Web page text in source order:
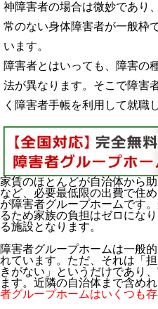
神障害者の場合は微妙であり
常のない身体障害者が一般枠
います。
障害者とはいっても、障害の
法が異なります。そこで障害
く障害者手帳を利用して就職
家賃のほとんどが自治体から
など、必要最低限の出費で住
が障害者グループホームです
るため家族の負担はゼロにな
る施設となります。
障害者グループホームは一般
れています。ただ、それは「
きがない」というだけであり
ます。近隣の自治体まで含めれ
者グループホームはいくつも存